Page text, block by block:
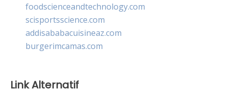
foodscienceandtechnology.com
scisportsscience.com
addisababacuisineaz.com
burgerimcamas.com
Link Alternatif